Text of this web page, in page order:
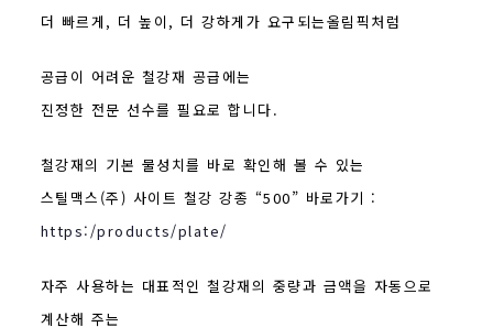
더 빠르게, 더 높이, 더 강하게가 요구되는올림픽처럼
공급이 어려운 철강재 공급에는
진정한 전문 선수를 필요로 합니다.
철강재의 기본 물성치를 바로 확인해 볼 수 있는
스틸맥스(주) 사이트 철강 강종 “500” 바로가기 :
https:/products/plate/
자주 사용하는 대표적인 철강재의 중량과 금액을 자동으로
계산해 주는